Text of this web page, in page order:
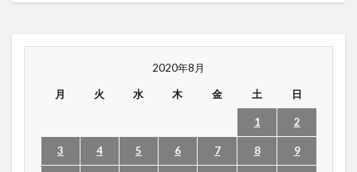
2020年8月
月 火 水 木 金 土 日
1 2
3 4 5 6 7 8 9